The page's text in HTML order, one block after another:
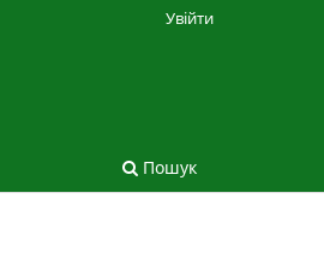
Пошук
Увійти